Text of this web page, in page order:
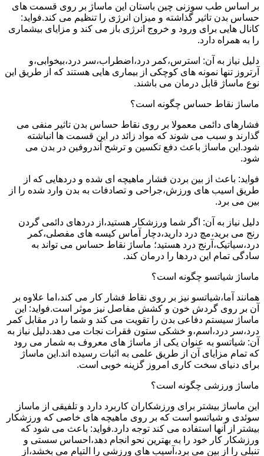
بر اساس طب سوزنی چین باستان این ماساژ بر روی قسمت های
حساس بدن تاثیر گذاشته و میزان انرژی را تنظیم می کند.فواید:
کانال هایی برای ورود و خروج انرژی باز می کند و مزایای بیشماری
را به همراه دارد.
دلیل نیاز به آن: استرس،کمر درد،اضطراب،سر درد،بیخوابی،و
آرتروز تنها نمونه های کوچکی از بیماری هایی هستند که از طریق این
نوع ماساژ قابل درمان می باشند.
ماساژ نقاط حساس چگونه است؟
فشارهای دائمی معمولا بر روی نقاط حساس بدن تاثیر منفی می
گذارند و سبب می شوند که مواد زائد در این قسمت ها انباشته
شود.این ماساژ باعث دفع تکسین و ترشح آندروفین در بدن می
شود.
فواید: باعث از بین بردن فشار ماهیچه ای شده و دردهایی که از
طریق اسیب های ورزش،جراحی و تصادفات به بدن وارد شده را از
بین می برد.
دلیل نیاز به آن: اگر شما ورزشکار هستید،از دردهای دائمی گردن
رنج می برید،مچ درد دارید،دچار آماس کیسه های مفصلی،کمر
درد،سیاتیک،آرنج درد هستید؛ ماساژ نقاط حساس می تواند به
سادگی تمام این دردها را درمان کند.
ماساژ شیاتسو چگونه است؟
همانند آما،شیاتسو نیز بر روی نقاط فشار کار می کند،اما علاوه بر
آن بر روی گردش خون و کشش مفاصل نیز موثر است.فواید: این
ماساژ سیستم دفاعی بدن را تقویت می کند و شما را در مقابل کمر
درد،سر درد،اسم،و خشکی ستون فقرات نجات می دهد.دلیل نیاز به
آن: شیاتسو به عنوان یکی از ماساژ های معروف به شمار می رود
که تمام مزایای آن از طریق علمی به اثبات رسیده اند.این ماساژ
برای دنیای سخت کاری امروز گزینه خوبی است.
ماساژ ورزشی چگونه است؟
این ماساژ بیشتر برای ورزشکاران کاربرد دارد و تلفیقی از ماساز
سوئدی و شیاتسو است که بر روی ماهیچه های خاصی که ورزشکار
بیشتر از آنها استفاده می کند توجه دارد.فواید: باعث می شود که
ورزشکار کار خود را به بهترین نحو انجام دهد،احساس سستی و
تنبلی را از بین می برد،آسیب های ورزشی را التیام می بخشد،از